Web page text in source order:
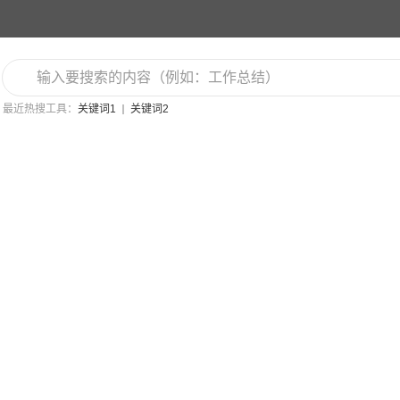
最近热搜工具： 关键词1 关键词2